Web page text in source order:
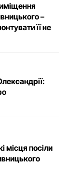
–
її не
місця посіли